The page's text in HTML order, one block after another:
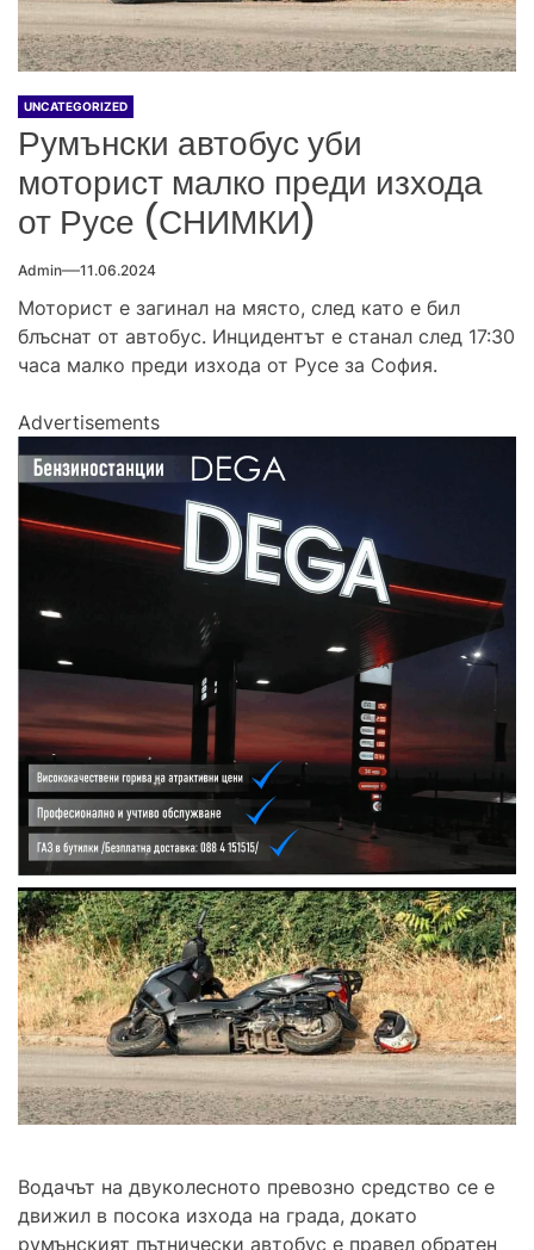
UNCATEGORIZED
Румънски автобус уби
моторист малко преди изхода
от Русе (СНИМКИ)
Admin 11.06.2024
Моторист е загинал на място, след като е бил
блъснат от автобус. Инцидентът е станал след 17:30
часа малко преди изхода от Русе за София.
Advertisements
Водачът на двуколесното превозно средство се е
движил в посока изхода на града, докато
румънският пътнически автобус е правел обратен